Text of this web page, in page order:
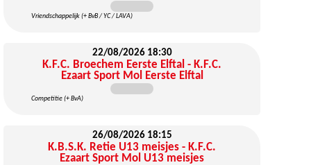
Vriendschappelijk (+ BvB / YC / LAVA)
22/08/2026 18:30
K.F.C. Broechem Eerste Elftal - K.F.C.
Ezaart Sport Mol Eerste Elftal
Competitie (+ BvA)
26/08/2026 18:15
K.B.S.K. Retie U13 meisjes - K.F.C.
Ezaart Sport Mol U13 meisjes